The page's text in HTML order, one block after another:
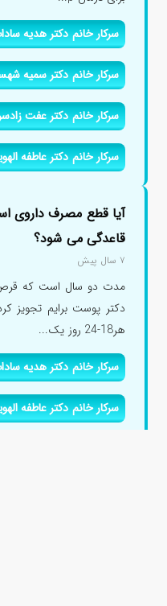
سرکار خانم دکتر هدیه
سرکار خانم دکتر سمیه
سرکار خانم دکتر عفت
سرکار خانم دکتر عاطفه
آیا قطع مصرف داروی
قاعدگی می شود؟
۷ سال پیش
مدت دو سال است که قرص
دکتر پوست برایم تجویز
هر18-24 روز یک...
سرکار خانم دکتر هدیه
سرکار خانم دکتر عاطفه